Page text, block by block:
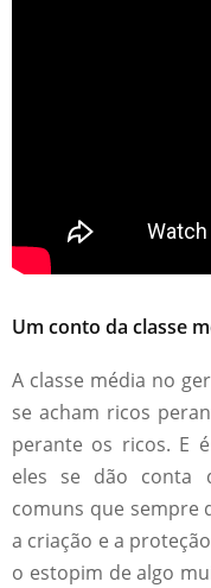
Um conto da classe
A classe média no
se acham ricos
perante os ricos. E
eles se dão conta
comuns que sempre
a criação e a
o estopim de algo